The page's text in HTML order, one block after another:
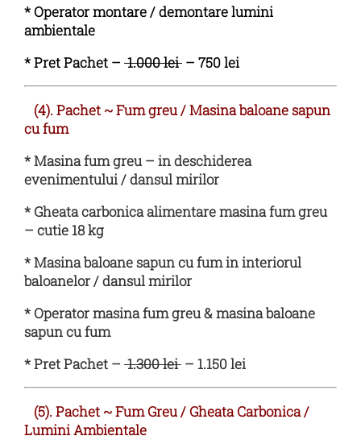
*Operator montare / demontare lumini
ambientale
* Pret Pachet – 1.000 lei – 750 lei
(4). Pachet ~Fum greu / Masina baloane sapun
cu fum
* Masina fum greu – in deschiderea
evenimentului / dansul mirilor
* Gheata carbonica alimentare masina fum greu
– cutie 18 kg
* Masina baloane sapun cu fum in interiorul
baloanelor / dansul mirilor
* Operator masina fum greu & masina baloane
sapun cu fum
* Pret Pachet – 1.300 lei – 1.150 lei
(5). Pachet ~Fum Greu / Gheata Carbonica /
Lumini Ambientale